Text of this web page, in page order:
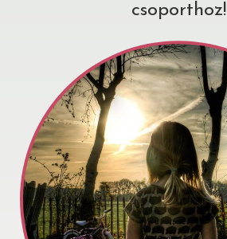
csoporthoz!